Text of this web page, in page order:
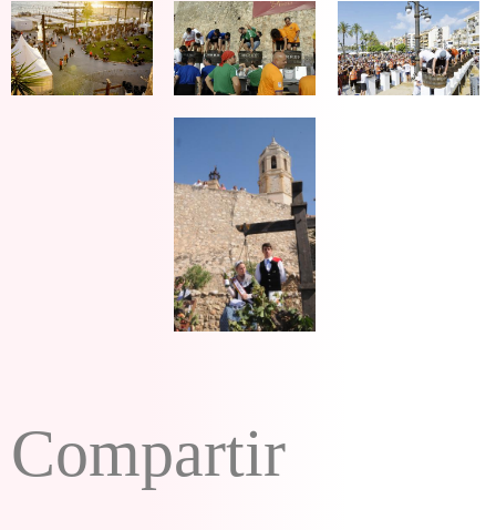
Compartir